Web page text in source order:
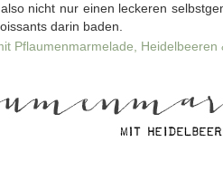
nicht nur einen leckeren
darin baden.